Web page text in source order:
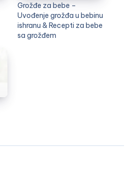
Grožđe za bebe –
Uvođenje grožđa u bebinu
ishranu & Recepti za bebe
sa grožđem